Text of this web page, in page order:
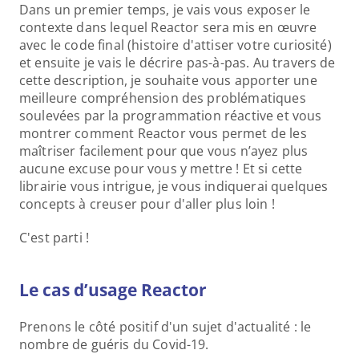
Dans un premier temps, je vais vous exposer le
contexte dans lequel Reactor sera mis en œuvre
avec le code final (histoire d'attiser votre curiosité)
et ensuite je vais le décrire pas-à-pas. Au travers de
cette description, je souhaite vous apporter une
meilleure compréhension des problématiques
soulevées par la programmation réactive et vous
montrer comment Reactor vous permet de les
maîtriser facilement pour que vous n’ayez plus
aucune excuse pour vous y mettre ! Et si cette
librairie vous intrigue, je vous indiquerai quelques
concepts à creuser pour d'aller plus loin !
C'est parti !
Le cas d’usage Reactor
Prenons le côté positif d'un sujet d'actualité : le
nombre de guéris du Covid-19.